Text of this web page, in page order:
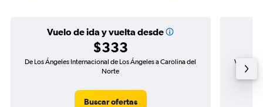
Vuelo de ida y vuelta desde
$333
De Los Ángeles Internacional de Los Ángeles a Carolina del
Norte
Buscar ofertas
Vuelo de